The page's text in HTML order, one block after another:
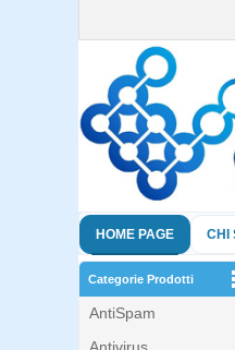
HOME PAGE CHI
Categorie Prodotti
AntiSpam